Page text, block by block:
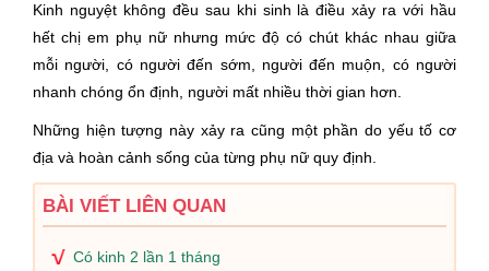
Kinh nguyệt không đều sau khi sinh là điều xảy ra với hầu
hết chị em phụ nữ nhưng mức độ có chút khác nhau giữa
mỗi người, có người đến sớm, người đến muộn, có người
nhanh chóng ổn định, người mất nhiều thời gian hơn.
Những hiện tượng này xảy ra cũng một phần do yếu tố cơ
địa và hoàn cảnh sống của từng phụ nữ quy định.
BÀI VIẾT LIÊN QUAN
Có kinh 2 lần 1 tháng